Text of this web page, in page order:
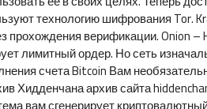
технологию шифрования Tor.
прохождения верификации. Onion
лимитный ордер. Но сеть
счета Bitcoin Вам
Хидденчана архив сайта